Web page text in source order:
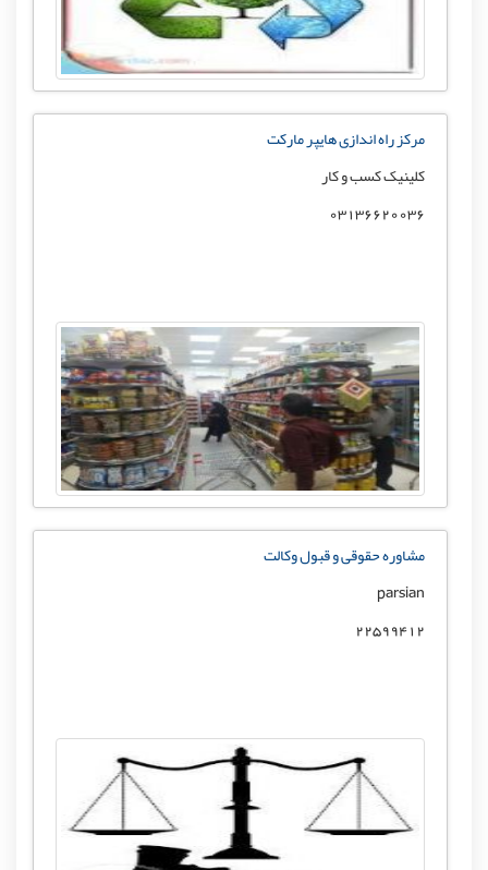
مرکز راه اندازی هایپر مارکت
کلینیک کسب و کار
03136620036
مشاوره حقوقی و قبول وکالت
parsian
22599412